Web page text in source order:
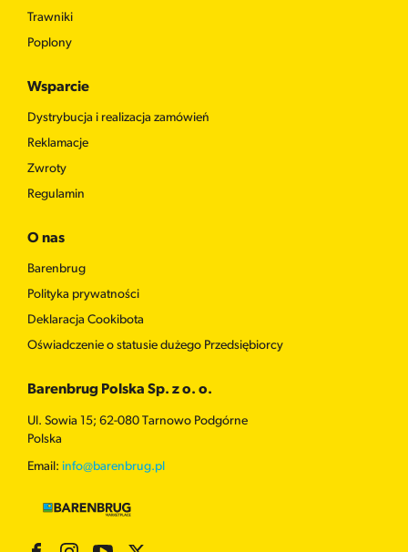
Trawniki
Poplony
Wsparcie
Dystrybucja i realizacja zamówień
Reklamacje
Zwroty
Regulamin
O nas
Barenbrug
Polityka prywatności
Deklaracja Cookibota
Oświadczenie o statusie dużego Przedsiębiorcy
Barenbrug Polska Sp. z o. o.
Ul. Sowia 15; 62-080 Tarnowo Podgórne
Polska
Email: info@barenbrug.pl